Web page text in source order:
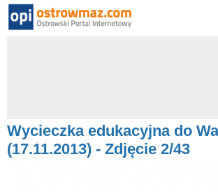
Wycieczka edukacyjna do
(17.11.2013) - Zdjęcie 2/43